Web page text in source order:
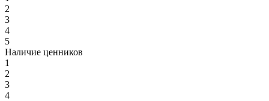
2
3
4
5
Наличие ценников
1
2
3
4